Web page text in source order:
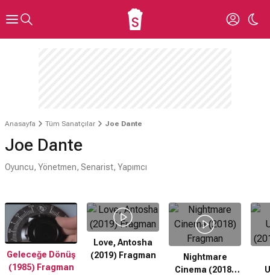
Anasayfa Tüm Sanatçılar Joe Dante
Joe Dante
Oyuncu, Yönetmen, Senarist, Yapımcı
Geleceğe Dönüş
(1985) Fragman
Love, Antosha
(2019) Fragman
Nightmare
Cinema (2018)